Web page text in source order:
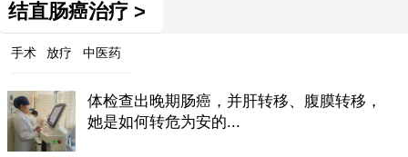
结直肠癌治疗 >
手术 放疗 中医药
体检查出晚期肠癌，并肝转移、腹膜转移，
她是如何转危为安的...